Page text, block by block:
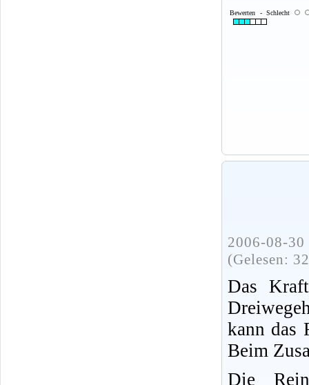
Bewerten - Schlecht
2006-08-
(Gelesen:
Das
kann das
Beim
Die